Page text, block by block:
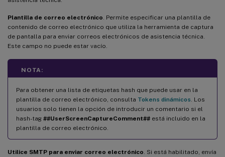
Plantilla de correo electrónico . Permite especificar una plantilla de
contenido de correo electrónico que utiliza la herramienta de captura
de pantalla para enviar correos electrónicos de asistencia técnica.
Este campo no puede estar vacío.
NOTA:
Para obtener una lista de etiquetas hash que puede usar en la
plantilla de correo electrónico, consulta Tokens dinámicos . Los
usuarios solo tienen la opción de introducir un comentario si el
hash-tag ##UserScreenCaptureComment## está incluido en la
plantilla de correo electrónico.
Utilice SMTP para enviar correo electrónico . Si está habilitado, envía